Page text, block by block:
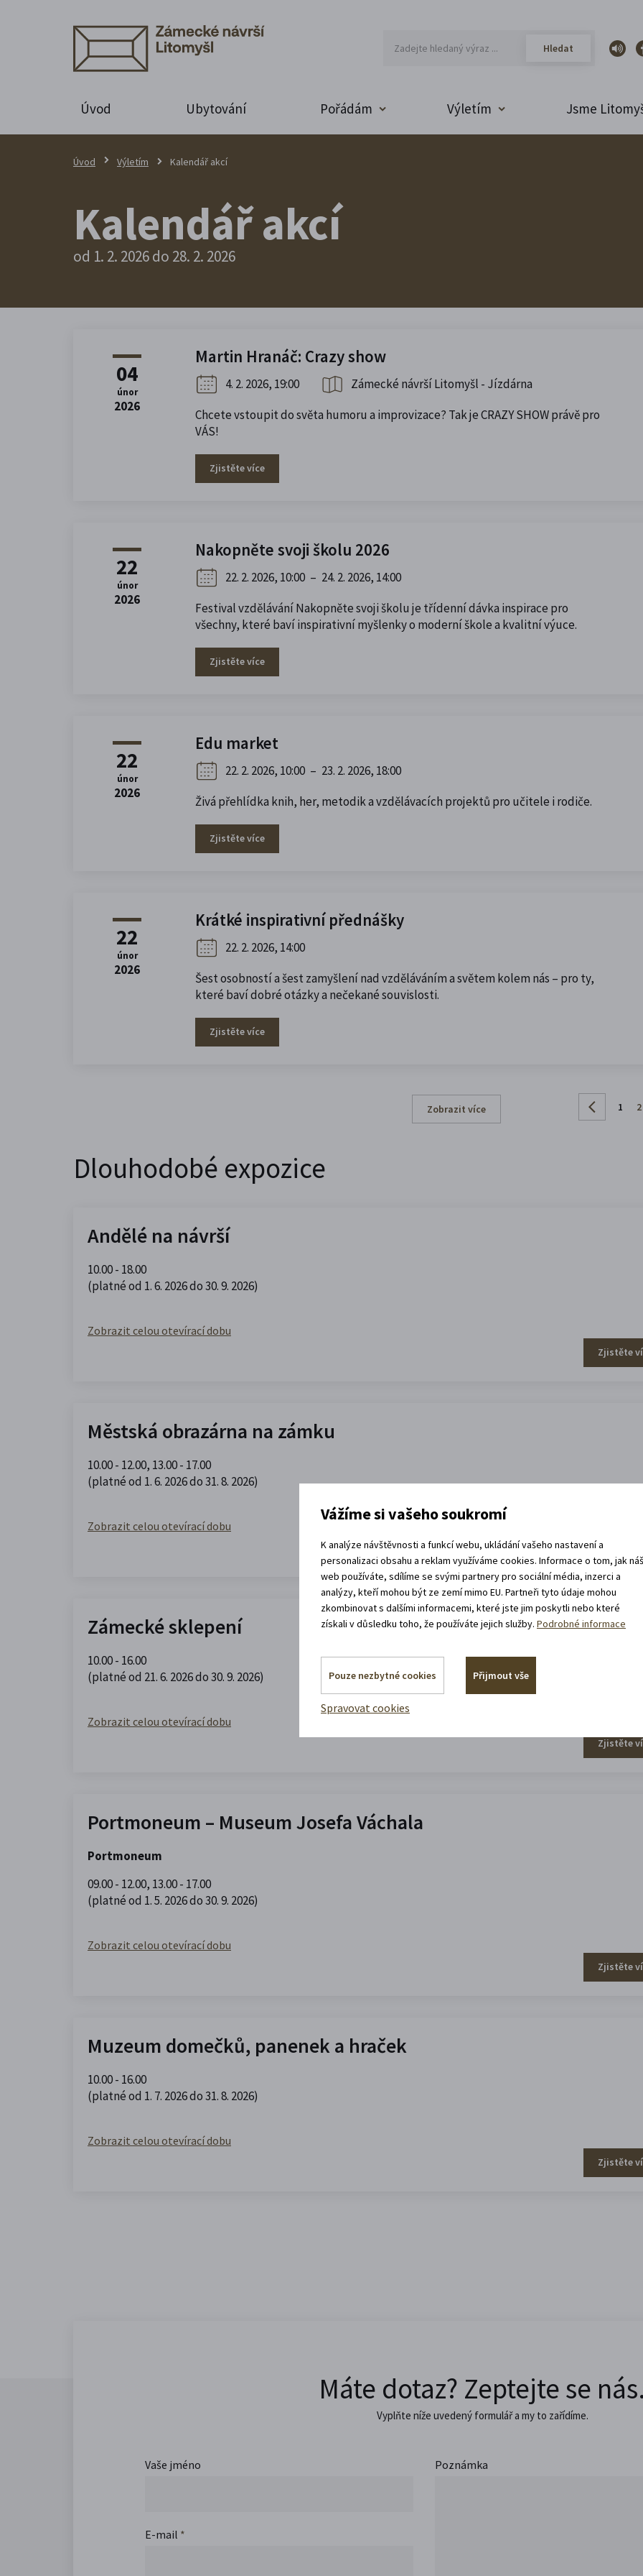
Úvod Ubytování Pořádám Výletím Jsme
Úvod Výletím Kalendář akcí
Kalendář akcí
od 1. 2. 2026 do 28. 2. 2026
04
únor
2026
Martin Hranáč: Crazy show
4. 2. 2026, 19:00
Zámecké návrší Litomyšl - Jízdárna
Chcete vstoupit do světa humoru a improvizace? Tak je CRAZY SHOW právě pro
VÁS!
Zjistěte více
22
únor
2026
Nakopněte svoji školu 2026
22. 2. 2026, 10:00 – 24. 2. 2026, 14:00
Festival vzděláváníNakopněte svoji školu je třídenní dávka inspirace pro
všechny, které baví inspirativní myšlenky o moderní škole a kvalitní výuce.
Zjistěte více
22
únor
2026
Edu market
22. 2. 2026, 10:00 – 23. 2. 2026, 18:00
Živá přehlídka knih, her, metodik a vzdělávacích projektů pro učitele i rodiče.
Zjistěte více
22
únor
2026
Krátké inspirativní přednášky
22. 2. 2026, 14:00
Šest osobností a šest zamyšlení nad vzděláváním a světem kolem nás – pro ty,
které baví dobré otázky a nečekané souvislosti.
Zjistěte více
Zobrazit více 1 2
Dlouhodobé expozice
Andělé na návrší
10.00 - 18.00
(platné od 1. 6. 2026 do 30. 9. 2026)
Zobrazit celou otevírací dobu
Zjistěte
Městská obrazárna na zámku
10.00 - 12.00, 13.00 - 17.00
(platné od 1. 6. 2026 do 31. 8. 2026)
Zobrazit celou otevírací dobu
Zjistěte
Zámecké sklepení
10.00 - 16.00
(platné od 21. 6. 2026 do 30. 9. 2026)
Zobrazit celou otevírací dobu
Zjistěte
Portmoneum – Museum Josefa Váchala
Portmoneum
09.00 - 12.00, 13.00 - 17.00
(platné od 1. 5. 2026 do 30. 9. 2026)
Zobrazit celou otevírací dobu
Zjistěte
Muzeum domečků, panenek a hraček
10.00 - 16.00
(platné od 1. 7. 2026 do 31. 8. 2026)
Zobrazit celou otevírací dobu
Zjistěte
Máte dotaz? Zeptejte se
Vyplňte níže uvedený formulář a my to zařídíme.
Vaše jméno
E-mail *
Poznámka
Vážíme si vašeho soukromí
K analýze návštěvnosti a funkcí webu, ukládání vašeho nastavení a
personalizaci obsahu a reklam využíváme cookies. Informace o tom, jak
web používáte, sdílíme se svými partnery pro sociální média, inzerci a
analýzy, kteří mohou být ze zemí mimo EU. Partneři tyto údaje mohou
zkombinovat s dalšími informacemi, které jste jim poskytli nebo které
získali v důsledku toho, že používáte jejich služby.Podrobné informace
Pouze nezbytné cookies Přijmout vše
Spravovat cookies